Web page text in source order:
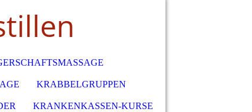
KRABBELGRUPPEN
KRANKENKASSEN-KURSE